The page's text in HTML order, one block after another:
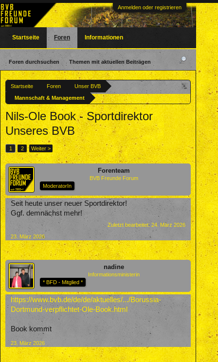
Anmelden oder registrieren
Startseite Foren
Unser BVB
Mannschaft & Management
Nils-Ole Book - Sportdirektor
Unseres BVB
1 2 Weiter >
Forenteam
BVB Freunde Forum
ModeratorIn
Seit heute unser neuer Sportdirektor!
Ggf. demnächst mehr!
Zuletzt bearbeitet:24. März 2026
23. März 2026
nadine
Informationsministerin
* BFD - Mitglied *
https://www.bvb.de/de/de/aktuelles/.../Borussia-
Dortmund-verpflichtet-Ole-Book.html
Book kommt
23. März 2026
Startseite Foren
Foren durchsuchen Themen mit aktuellen Beiträgen
Informationen